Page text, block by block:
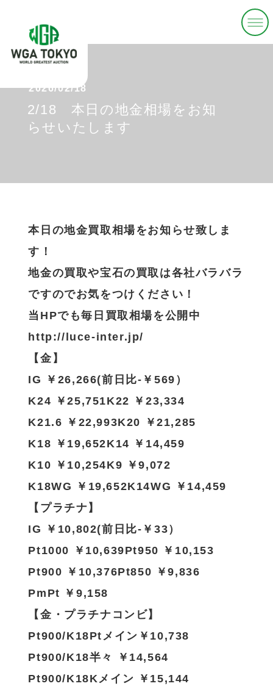
2026/02/18
2/18 本日の地金相場をお知
らせいたします
本日の地金買取相場をお知らせ致しま
す！
地金の買取や宝石の買取は各社バラバラ
ですのでお気をつけください！
当HPでも毎日買取相場を公開中
http://luce-inter.jp/
【金】
IG ￥26,266(前日比-￥569）
K24 ￥25,751K22 ￥23,334
K21.6 ￥22,993K20 ￥21,285
K18 ￥19,652K14 ￥14,459
K10 ￥10,254K9 ￥9,072
K18WG ￥19,652K14WG ￥14,459
【プラチナ】
IG ￥10,802(前日比-￥33）
Pt1000 ￥10,639Pt950 ￥10,153
Pt900 ￥10,376Pt850 ￥9,836
PmPt ￥9,158
【金・プラチナコンビ】
Pt900/K18Ptメイン￥10,738
Pt900/K18半々 ￥14,564
Pt900/K18Kメイン ￥15,144